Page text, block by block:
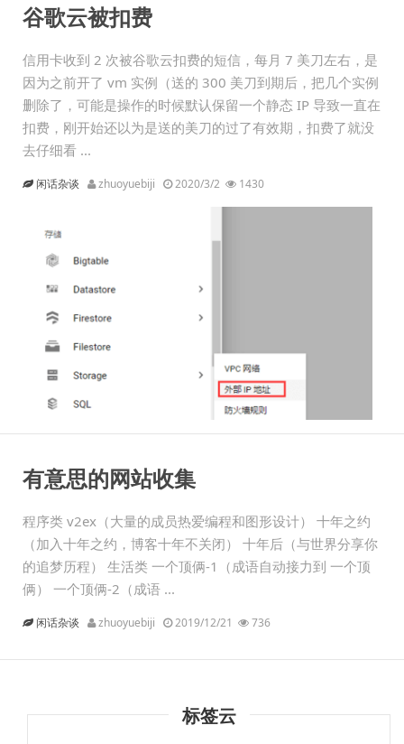
谷歌云被扣费
信用卡收到 2 次被谷歌云扣费的短信，每月 7 美刀左右，是
因为之前开了 vm 实例（送的 300 美刀到期后，把几个实例
删除了，可能是操作的时候默认保留一个静态 IP 导致一直在
扣费，刚开始还以为是送的美刀的过了有效期，扣费了就没
去仔细看 ...
闲话杂谈 zhuoyuebiji 2020/3/2 1430
有意思的网站收集
程序类 v2ex（大量的成员热爱编程和图形设计） 十年之约
（加入十年之约，博客十年不关闭） 十年后（与世界分享你
的追梦历程） 生活类 一个顶俩-1（成语自动接力到 一个顶
俩） 一个顶俩-2（成语 ...
闲话杂谈 zhuoyuebiji 2019/12/21 736
标签云